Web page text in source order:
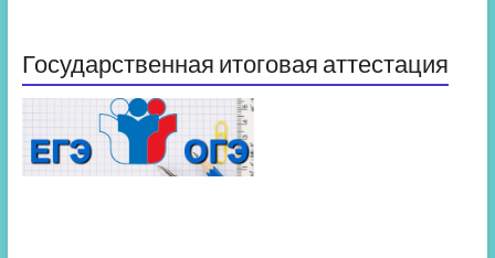
Государственная итоговая аттестация